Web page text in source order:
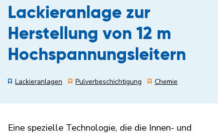
Lackieranlage zur
Herstellung von 12 m
Hochspannungsleitern
Lackieranlagen Pulverbeschichtigung Chemie
Eine spezielle Technologie, die die Innen- und